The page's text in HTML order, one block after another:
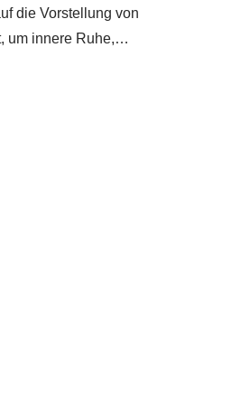
die Vorstellung von
um innere Ruhe,…